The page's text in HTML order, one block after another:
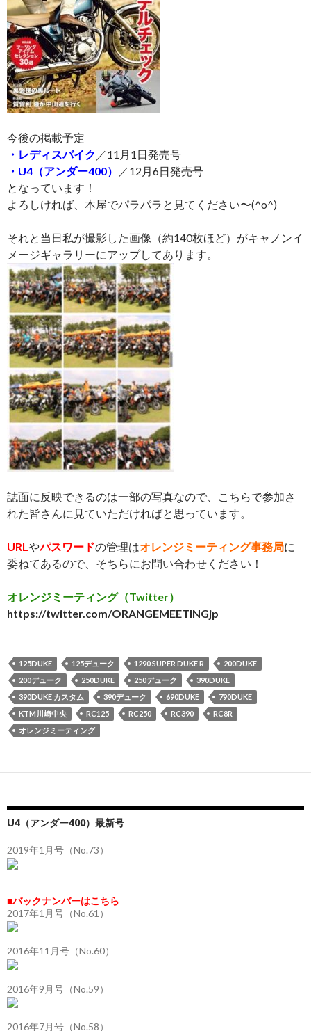
今後の掲載予定
・レディスバイク ／11月1日発売号
・U4（アンダー400）
／12月6日発売号
となっています！
よろしければ、本屋でパラパラと見てください〜(^o^)
それと当日私が撮影した画像（約140枚ほど）がキャノンイ
メージギャラリーにアップしてあります。
誌面に反映できるのは一部の写真なので、こちらで参加さ
れた皆さんに見ていただければと思っています。
URLやパスワードの管理はオレンジミーティング事務局に
委ねてあるので、そちらにお問い合わせください！
オレンジミーティング（Twitter）
https://twitter.com/ORANGEMEETINGjp
125DUKE 125デューク 1290 SUPER DUKE R
200DUKE
200デューク
250DUKE 250デューク
390DUKE
390DUKE カスタム
390デューク 690DUKE
790DUKE
KTM川崎中央
RC125 RC250 RC390
RC8R
オレンジミーティング
U4（アンダー400）最新号
2019年1月号（No.73）
■バックナンバーはこちら
2017年1月号（No.61）
2016年11月号（No.60）
2016年9月号（No.59）
2016年7月号（No.58）